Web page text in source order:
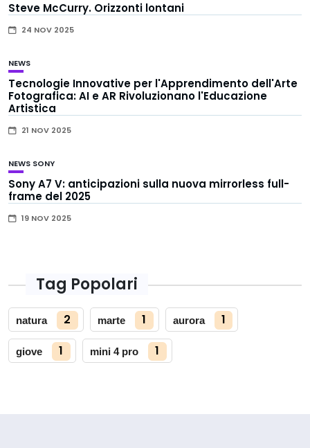
Steve McCurry. Orizzonti lontani
24 NOV 2025
NEWS
Tecnologie Innovative per l'Apprendimento dell'Arte
Fotografica: AI e AR Rivoluzionano l'Educazione
Artistica
21 NOV 2025
NEWS SONY
Sony A7 V: anticipazioni sulla nuova mirrorless full-
frame del 2025
19 NOV 2025
Tag Popolari
natura 2 marte 1 aurora 1
giove 1 mini 4 pro 1